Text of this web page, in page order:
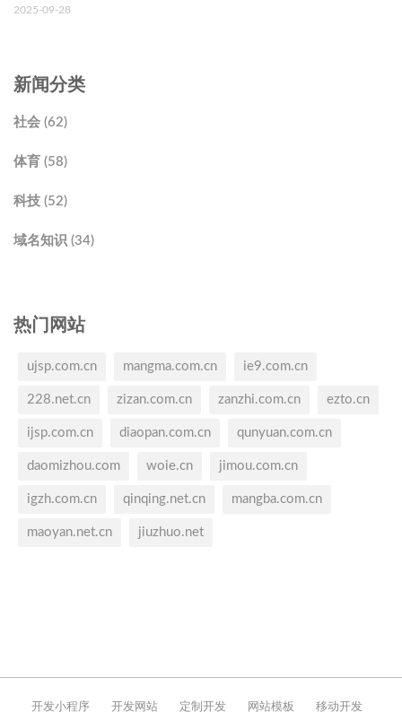
2025-09-28
新闻分类
社会 (62)
体育 (58)
科技 (52)
域名知识 (34)
热门网站
ujsp.com.cn mangma.com.cn ie9.com.cn
228.net.cn zizan.com.cn zanzhi.com.cn ezto.cn
ijsp.com.cn diaopan.com.cn qunyuan.com.cn
daomizhou.com woie.cn jimou.com.cn
igzh.com.cn qinqing.net.cn mangba.com.cn
maoyan.net.cn jiuzhuo.net
开发小程序 开发网站 定制开发 网站模板 移动开发